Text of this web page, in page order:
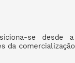
se desde
da